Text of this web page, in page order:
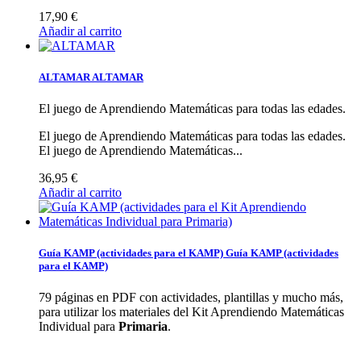
17,90 €
Añadir al carrito
ALTAMAR ALTAMAR
El juego de Aprendiendo Matemáticas para todas las edades.
El juego de Aprendiendo Matemáticas para todas las edades.
El juego de Aprendiendo Matemáticas...
36,95 €
Añadir al carrito
Guía KAMP (actividades para el KAMP) Guía KAMP (actividades
para el KAMP)
79 páginas en PDF con actividades, plantillas y mucho más,
para utilizar los materiales del Kit Aprendiendo Matemáticas
Individual para Primaria.